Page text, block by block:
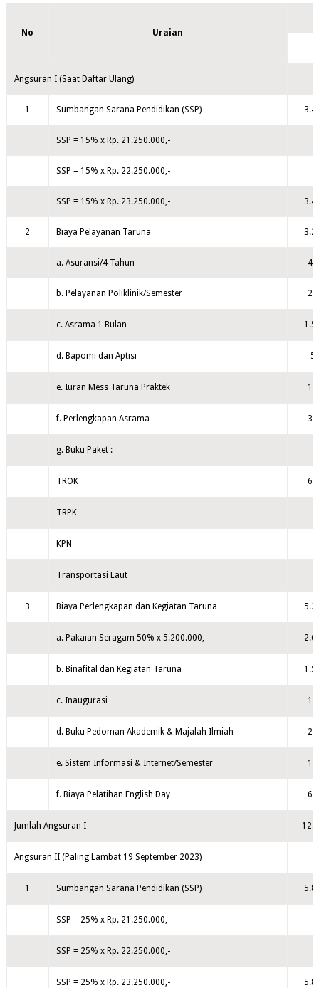
No
Uraian
Angsuran I (Saat Daftar Ulang)
1 Sumbangan Sarana Pendidikan (SSP)
SSP = 15% x Rp. 21.250.000,-
SSP = 15% x Rp. 22.250.000,-
SSP = 15% x Rp. 23.250.000,-
2 Biaya Pelayanan Taruna
a. Asuransi/4 Tahun
b. Pelayanan Poliklinik/Semester
c. Asrama 1 Bulan
d. Bapomi dan Aptisi
e. Iuran Mess Taruna Praktek
f. Perlengkapan Asrama
g. Buku Paket :
TROK
TRPK
KPN
Transportasi Laut
3 Biaya Perlengkapan dan Kegiatan Taruna
a. Pakaian Seragam 50% x 5.200.000,-
b. Binafital dan Kegiatan Taruna
c. Inaugurasi
d. Buku Pedoman Akademik & Majalah Ilmiah
e. Sistem Informasi & Internet/Semester
f. Biaya Pelatihan English Day
Jumlah Angsuran I
Angsuran II (Paling Lambat 19 September 2023)
1 Sumbangan Sarana Pendidikan (SSP)
SSP = 25% x Rp. 21.250.000,-
SSP = 25% x Rp. 22.250.000,-
SSP = 25% x Rp. 23.250.000,-